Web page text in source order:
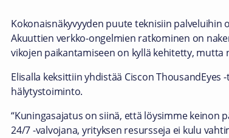
Kokonaisnäkyvyyden puute teknisiin
Akuuttien verkko-ongelmien ratkominen on
vikojen paikantamiseen on kyllä kehitetty,
Elisalla keksittiin yhdistää Ciscon
hälytystoiminto.
“Kuningasajatus on siinä, että löysimme keinon
24/7 -valvojana, yrityksen resursseja ei kulu